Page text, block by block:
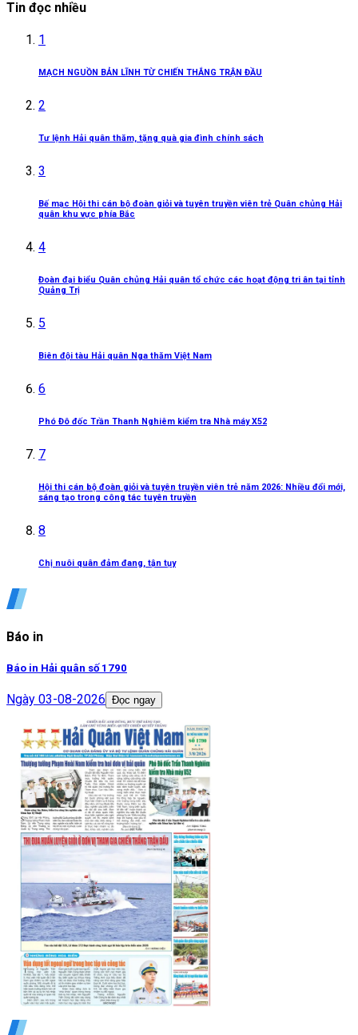
Tin đọc nhiều
1
MẠCH NGUỒN BẢN LĨNH TỪ CHIẾN THẮNG TRẬN ĐẦU
2
Tư lệnh Hải quân thăm, tặng quà gia đình chính sách
3
Bế mạc Hội thi cán bộ đoàn giỏi và tuyên truyền viên trẻ Quân chủng Hải
quân khu vực phía Bắc
4
Đoàn đại biểu Quân chủng Hải quân tổ chức các hoạt động tri ân tại tỉnh
Quảng Trị
5
Biên đội tàu Hải quân Nga thăm Việt Nam
6
Phó Đô đốc Trần Thanh Nghiêm kiểm tra Nhà máy X52
7
Hội thi cán bộ đoàn giỏi và tuyên truyền viên trẻ năm 2026: Nhiều đổi mới,
sáng tạo trong công tác tuyên truyền
8
Chị nuôi quân đảm đang, tận tụy
Báo in
Báo in Hải quân số 1790
Ngày 03-08-2026 Đọc ngay